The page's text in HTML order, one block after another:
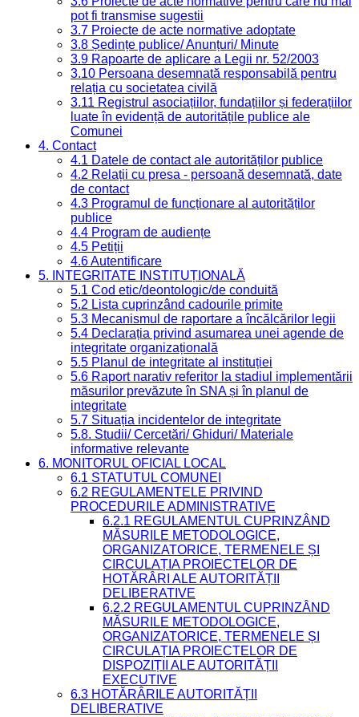
pot fi transmise sugestii
3.7 Proiecte de acte normative adoptate
3.8 Ședințe publice/ Anunțuri/ Minute
3.9 Rapoarte de aplicare a Legii nr. 52/2003
3.10 Persoana desemnată responsabilă pentru
relația cu societatea civilă
3.11 Registrul asociațiilor, fundațiilor și federațiilor
luate în evidență de autoritățile publice ale
Comunei
4. Contact
4.1 Datele de contact ale autorităților publice
4.2 Relații cu presa - persoană desemnată, date
de contact
4.3 Programul de funcționare al autorităților
publice
4.4 Program de audiențe
4.5 Petiții
4.6 Autentificare
5. INTEGRITATE INSTITUȚIONALĂ
5.1 Cod etic/deontologic/de conduită
5.2 Lista cuprinzând cadourile primite
5.3 Mecanismul de raportare a încălcărilor legii
5.4 Declarația privind asumarea unei agende de
integritate organizațională
5.5 Planul de integritate al instituției
5.6 Raport narativ referitor la stadiul implementării
măsurilor prevăzute în SNA și în planul de
integritate
5.7 Situația incidentelor de integritate
5.8. Studii/ Cercetări/ Ghiduri/ Materiale
informative relevante
6. MONITORUL OFICIAL LOCAL
6.1 STATUTUL COMUNEI
6.2 REGULAMENTELE PRIVIND
PROCEDURILE ADMINISTRATIVE
6.2.1 REGULAMENTUL CUPRINZÂND
MĂSURILE METODOLOGICE,
ORGANIZATORICE, TERMENELE ȘI
CIRCULAȚIA PROIECTELOR DE
HOTĂRÂRI ALE AUTORITĂȚII
DELIBERATIVE
6.2.2 REGULAMENTUL CUPRINZÂND
MĂSURILE METODOLOGICE,
ORGANIZATORICE, TERMENELE ȘI
CIRCULAȚIA PROIECTELOR DE
DISPOZIȚII ALE AUTORITĂȚII
EXECUTIVE
6.3 HOTĂRÂRILE AUTORITĂȚII
DELIBERATIVE